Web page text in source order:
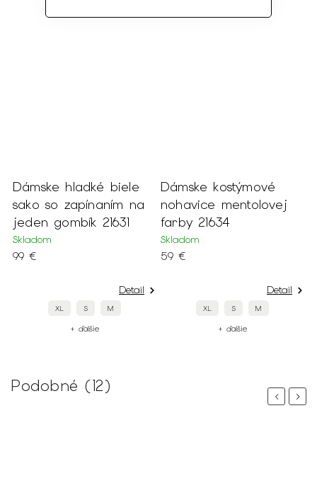
Dámske hladké biele
sako so zapínaním na
jeden gombík 21631
Skladom
99 €
Detail
XL S M
+ ďalšie
Dámske kostýmové
nohavice mentolovej
farby 21634
Skladom
59 €
Detail
XL S M
+ ďalšie
Podobné (12)
PreviousNext